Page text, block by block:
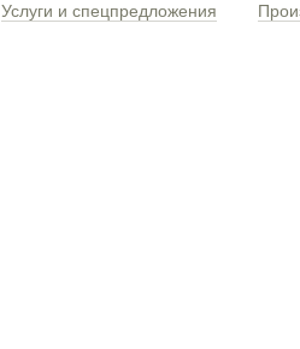
Услуги и спецпредложения